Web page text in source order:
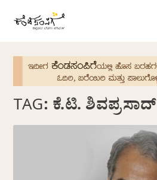
TAG: ಕೆ.ಟಿ. ಶಿವಪ್ರಸಾದ್